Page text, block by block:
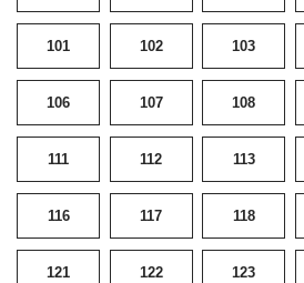
101 102 103
106 107 108
111 112 113
116 117 118
121 122 123